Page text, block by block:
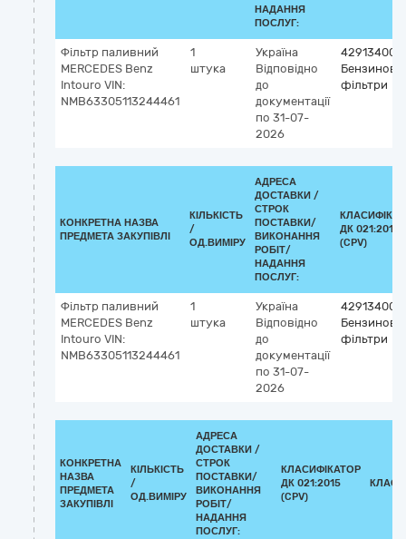
НАДАННЯ
ПОСЛУГ:
Фільтр паливний
MERCEDES Benz
Intouro VIN:
NMB63305113244461
1
штука
Україна
Відповідно
до
документації
по 31-07-
2026
42913400-
Бензинові
фільтри
КОНКРЕТНА НАЗВА
ПРЕДМЕТА ЗАКУПІВЛІ
КІЛЬКІСТЬ
/
ОД.ВИМІРУ
АДРЕСА
ДОСТАВКИ /
СТРОК
ПОСТАВКИ/
ВИКОНАННЯ
РОБІТ/
НАДАННЯ
ПОСЛУГ:
ДК 021:2015
(CPV)
Фільтр паливний
MERCEDES Benz
Intouro VIN:
NMB63305113244461
1
штука
Україна
Відповідно
до
документації
по 31-07-
2026
42913400-
Бензинові
фільтри
КОНКРЕТНА
НАЗВА
ПРЕДМЕТА
ЗАКУПІВЛІ
КІЛЬКІСТЬ
/
ОД.ВИМІРУ
АДРЕСА
ДОСТАВКИ /
СТРОК
ПОСТАВКИ/
ВИКОНАННЯ
РОБІТ/
НАДАННЯ
ПОСЛУГ:
КЛАСИФІКАТОР
ДК 021:2015
(CPV)